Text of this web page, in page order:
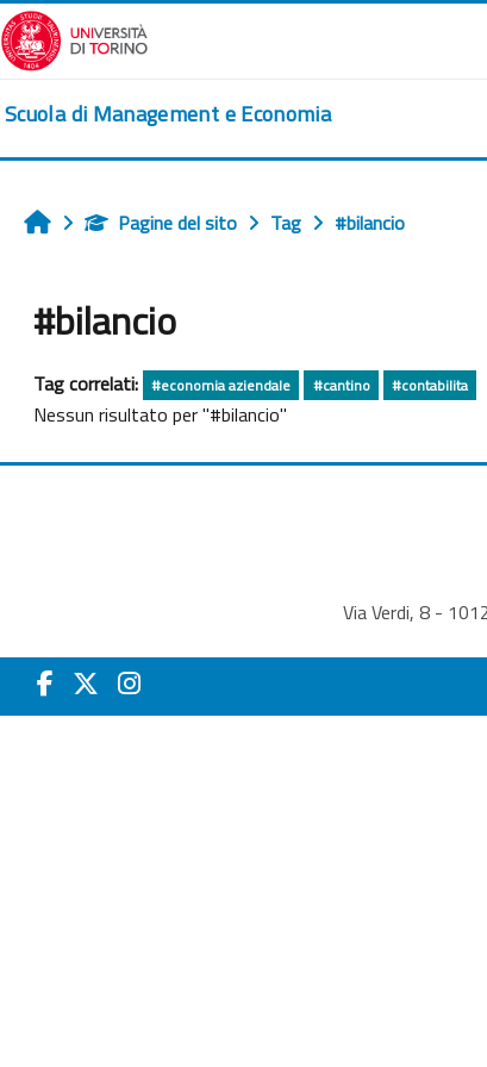
Vai al contenuto principale
Scuola di Management e Economia
HomePagine del sito Tag #bilancio
#bilancio
Tag correlati: #economia aziendale #cantino #contabilita
Nessun risultato per "#bilancio"
Via Verdi, 8 -